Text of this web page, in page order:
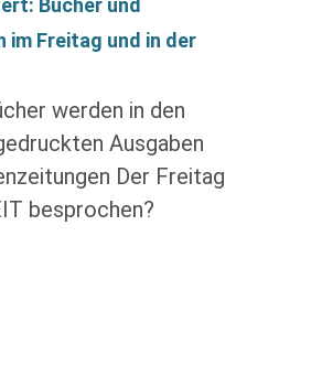
Bücher und
im Freitag und in der
werden in den
Ausgaben
Der Freitag
besprochen?